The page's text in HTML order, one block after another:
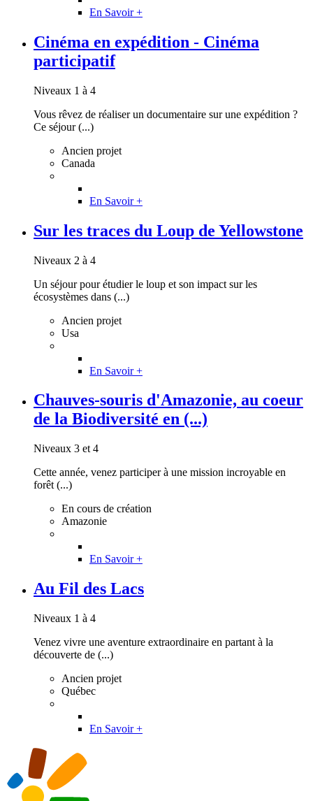
En Savoir +
Cinéma en expédition - Cinéma
participatif
Niveaux 1 à 4
Vous rêvez de réaliser un documentaire sur une expédition ?
Ce séjour (...)
Ancien projet
Canada
En Savoir +
Sur les traces du Loup de Yellowstone
Niveaux 2 à 4
Un séjour pour étudier le loup et son impact sur les
écosystèmes dans (...)
Ancien projet
Usa
En Savoir +
Chauves-souris d'Amazonie, au coeur
de la Biodiversité en (...)
Niveaux 3 et 4
Cette année, venez participer à une mission incroyable en
forêt (...)
En cours de création
Amazonie
En Savoir +
Au Fil des Lacs
Niveaux 1 à 4
Venez vivre une aventure extraordinaire en partant à la
découverte de (...)
Ancien projet
Québec
En Savoir +